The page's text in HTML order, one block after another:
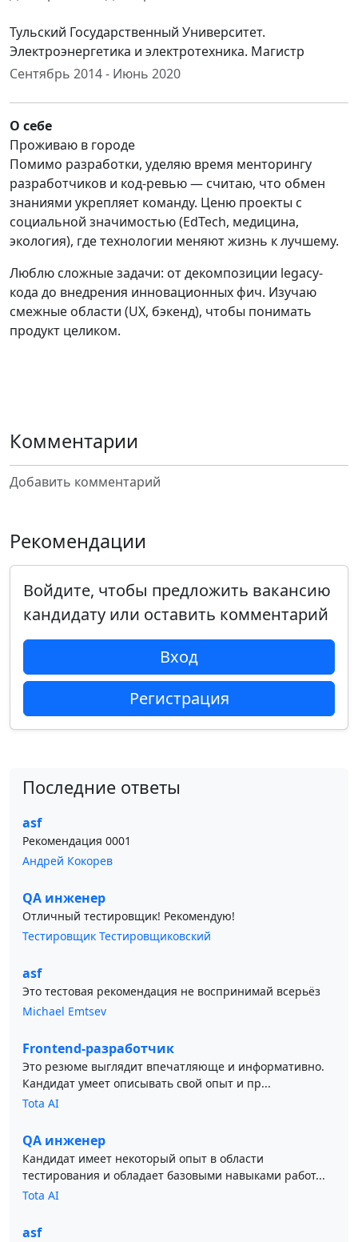
Тульский Государственный Университет.
Электроэнергетика и электротехника. Магистр
Сентябрь 2014 - Июнь 2020
О себе
Проживаю в городе
Помимо разработки, уделяю время менторингу
разработчиков и код-ревью — считаю, что обмен
знаниями укрепляет команду. Ценю проекты с
социальной значимостью (EdTech, медицина,
экология), где технологии меняют жизнь к лучшему.
Люблю сложные задачи: от декомпозиции legacy-
кода до внедрения инновационных фич. Изучаю
смежные области (UX, бэкенд), чтобы понимать
продукт целиком.
Комментарии
Добавить комментарий
Рекомендации
Войдите, чтобы предложить вакансию
кандидату или оставить комментарий
Вход
Регистрация
Последние ответы
asf
Рекомендация 0001
Андрей Кокорев
QA инженер
Отличный тестировщик! Рекомендую!
Тестировщик Тестировщиковский
asf
Это тестовая рекомендация не воспринимай всерьёз
Michael Emtsev
Frontend-разработчик
Это резюме выглядит впечатляюще и информативно.
Кандидат умеет описывать свой опыт и пр...
Tota AI
QA инженер
Кандидат имеет некоторый опыт в области
тестирования и обладает базовыми навыками работ...
Tota AI
asf